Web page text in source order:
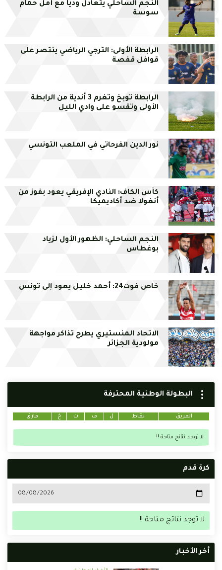
النجم الساحلي يتعادل وديا مع أمل حمام
سوسة
الرابطة الأولى: الترجي الرياضي ينتصر على
قوافل قفصة
الرابطة توبخ وتغرم 3 أندية من الرابطة
الأولى وتقسو على وادي الليل
نور الدين الفرحاتي في الملعب التونسي
كأس الكاف: النادي الإفريقي يعود بفوز من
أنغولا ضد أكاديميكا
النجم الساحلي: الظهور الأول لزياد
بوغطاس
خاص فوت24: أحمد خليل يعود إلى تونس
الاتحاد المنستيري يطرح تذاكر مواجهة
مولودية الجزائر
البطولة الوطنية المحترفة
الفريق نقاط ل ف ت خ فارق
لا توجد نتائج متاحة !!
كرة قدم
لا توجد نتائج متاحة !!
أخر الأخبار